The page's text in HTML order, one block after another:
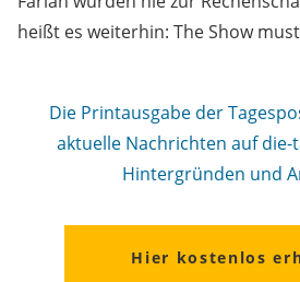
heißt es weiterhin: The Show
Die Printausgabe der
aktuelle Nachrichten auf
Hintergründen und
Hier kostenlos